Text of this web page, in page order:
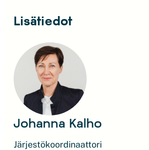
Lisätiedot
Johanna Kalho
Järjestökoordinaattori